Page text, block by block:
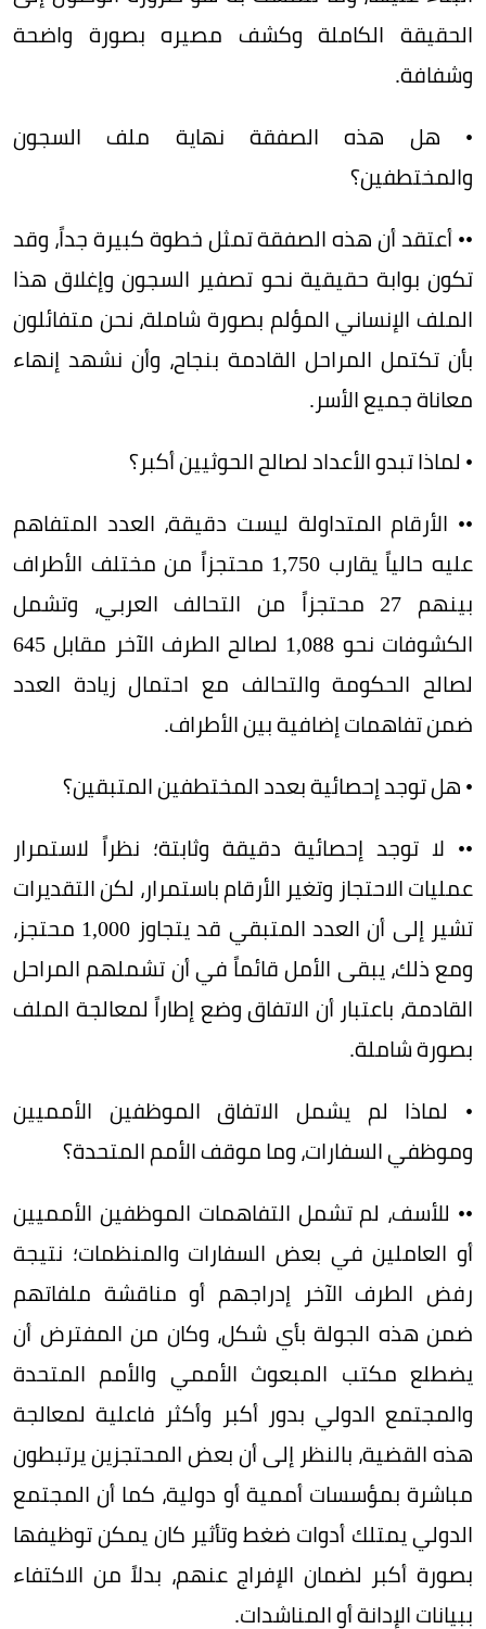
الحقيقة الكاملة وكشف مصيره بصورة واضحة
وشفافة.
• هل هذه الصفقة نهاية ملف السجون
والمختطفين؟
•• أعتقد أن هذه الصفقة تمثل خطوة كبيرة جداً، وقد
تكون بوابة حقيقية نحو تصفير السجون وإغلاق هذا
الملف الإنساني المؤلم بصورة شاملة، نحن متفائلون
بأن تكتمل المراحل القادمة بنجاح، وأن نشهد إنهاء
معاناة جميع الأسر.
• لماذا تبدو الأعداد لصالح الحوثيين أكبر؟
•• الأرقام المتداولة ليست دقيقة، العدد المتفاهم
عليه حالياً يقارب 1,750 محتجزاً من مختلف الأطراف
بينهم 27 محتجزاً من التحالف العربي، وتشمل
الكشوفات نحو 1,088 لصالح الطرف الآخر مقابل 645
لصالح الحكومة والتحالف مع احتمال زيادة العدد
ضمن تفاهمات إضافية بين الأطراف.
• هل توجد إحصائية بعدد المختطفين المتبقين؟
•• لا توجد إحصائية دقيقة وثابتة؛ نظراً لاستمرار
عمليات الاحتجاز وتغير الأرقام باستمرار، لكن التقديرات
تشير إلى أن العدد المتبقي قد يتجاوز 1,000 محتجز،
ومع ذلك، يبقى الأمل قائماً في أن تشملهم المراحل
القادمة، باعتبار أن الاتفاق وضع إطاراً لمعالجة الملف
بصورة شاملة.
• لماذا لم يشمل الاتفاق الموظفين الأمميين
وموظفي السفارات، وما موقف الأمم المتحدة؟
•• للأسف، لم تشمل التفاهمات الموظفين الأمميين
أو العاملين في بعض السفارات والمنظمات؛ نتيجة
رفض الطرف الآخر إدراجهم أو مناقشة ملفاتهم
ضمن هذه الجولة بأي شكل، وكان من المفترض أن
يضطلع مكتب المبعوث الأممي والأمم المتحدة
والمجتمع الدولي بدور أكبر وأكثر فاعلية لمعالجة
هذه القضية، بالنظر إلى أن بعض المحتجزين يرتبطون
مباشرة بمؤسسات أممية أو دولية، كما أن المجتمع
الدولي يمتلك أدوات ضغط وتأثير كان يمكن توظيفها
بصورة أكبر لضمان الإفراج عنهم، بدلاً من الاكتفاء
ببيانات الإدانة أو المناشدات.